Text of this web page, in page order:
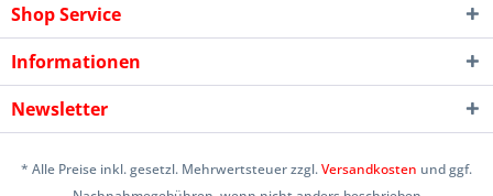
Shop Service
Informationen
Newsletter
* Alle Preise inkl. gesetzl. Mehrwertsteuer zzgl.Versandkosten und ggf.